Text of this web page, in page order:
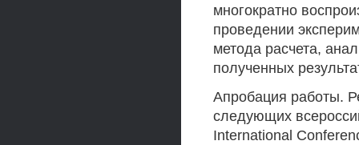
многократно
проведении
метода расчета,
полученных
Апробация работы.
следующих
International